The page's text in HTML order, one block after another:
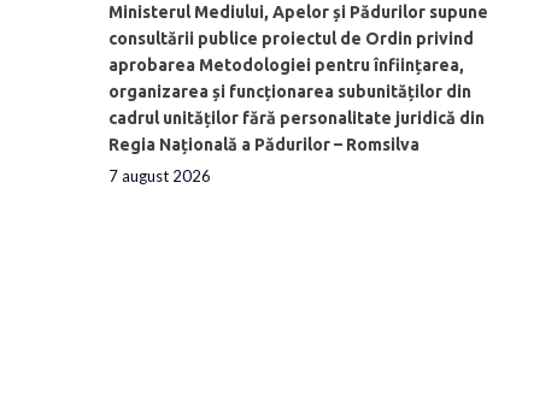
Ministerul Mediului, Apelor și Pădurilor supune
consultării publice proiectul de Ordin privind
aprobarea Metodologiei pentru înființarea,
organizarea și funcționarea subunităților din
cadrul unităților fără personalitate juridică din
Regia Națională a Pădurilor – Romsilva
7 august 2026